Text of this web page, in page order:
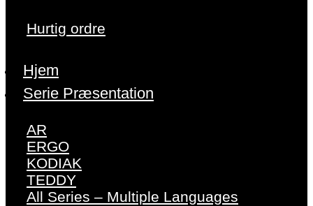
Hurtig ordre
Hjem
Serie Præsentation
AR
ERGO
KODIAK
TEDDY
All Series – Multiple Languages